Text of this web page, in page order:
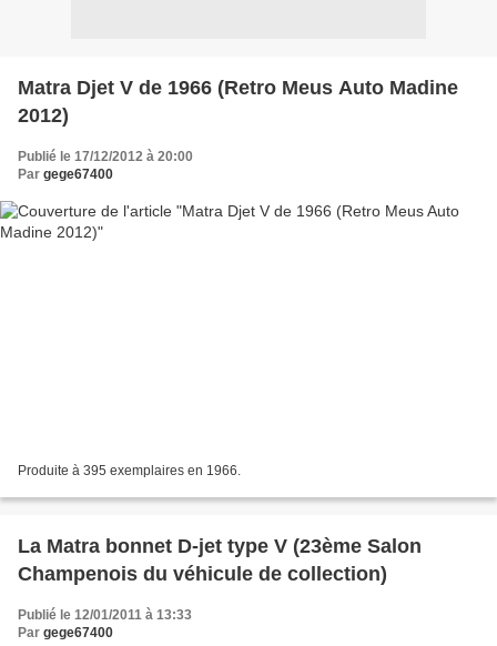
Matra Djet V de 1966 (Retro Meus Auto Madine
2012)
Publié le 17/12/2012 à 20:00
Par gege67400
Produite à 395 exemplaires en 1966.
La Matra bonnet D-jet type V (23ème Salon
Champenois du véhicule de collection)
Publié le 12/01/2011 à 13:33
Par gege67400